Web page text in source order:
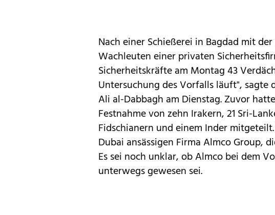
Nach einer Schießerei in Bagdad mit
Wachleuten einer privaten
Sicherheitskräfte am Montag 43
Untersuchung des Vorfalls läuft", sagte
Ali al-Dabbagh am Dienstag. Zuvor
Festnahme von zehn Irakern, 21 Sri-
Fidschianern und einem Inder
Dubai ansässigen Firma Almco Group,
Es sei noch unklar, ob Almco bei dem
unterwegs gewesen sei.